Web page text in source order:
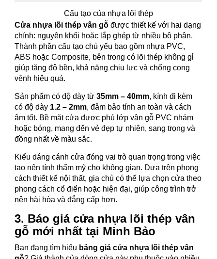
Cấu tạo của nhựa lõi thép
Cửa nhựa lõi thép vân gỗ được thiết kế với hai dạng
chính: nguyên khối hoặc lắp ghép từ nhiều bộ phận.
Thành phần cấu tạo chủ yếu bao gồm nhựa PVC,
ABS hoặc Composite, bên trong có lõi thép không gỉ
giúp tăng độ bền, khả năng chịu lực và chống cong
vênh hiệu quả.
Sản phẩm có độ dày từ 35mm – 40mm, kính đi kèm
có độ dày 1.2 – 2mm, đảm bảo tính an toàn và cách
âm tốt. Bề mặt cửa được phủ lớp vân gỗ PVC nhám
hoặc bóng, mang đến vẻ đẹp tự nhiên, sang trọng và
đồng nhất về màu sắc.
Kiểu dáng cánh cửa đóng vai trò quan trọng trong việc
tạo nên tính thẩm mỹ cho không gian. Dựa trên phong
cách thiết kế nội thất, gia chủ có thể lựa chọn cửa theo
phong cách cổ điển hoặc hiện đại, giúp công trình trở
nên hài hòa và đẳng cấp hơn.
3. Báo giá cửa nhựa lõi thép vân
gỗ mới nhất tại Minh Bảo
Bạn đang tìm hiểu bảng giá cửa nhựa lõi thép vân